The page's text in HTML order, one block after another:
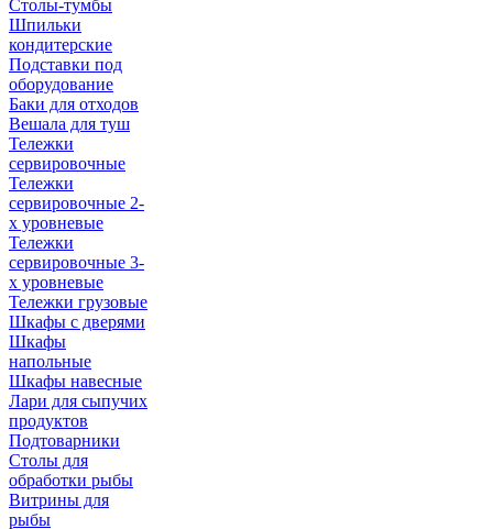
Столы-тумбы
Шпильки
кондитерские
Подставки под
оборудование
Баки для отходов
Вешала для туш
Тележки
сервировочные
Тележки
сервировочные 2-
х уровневые
Тележки
сервировочные 3-
х уровневые
Тележки грузовые
Шкафы с дверями
Шкафы
напольные
Шкафы навесные
Лари для сыпучих
продуктов
Подтоварники
Столы для
обработки рыбы
Витрины для
рыбы